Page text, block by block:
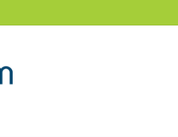
lateral